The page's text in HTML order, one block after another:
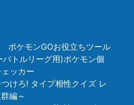
ポケモンGOお役立ちツール
バトルリーグ用)ポケモン個
ッカー
けろ! タイプ相性クイズ レ
編～